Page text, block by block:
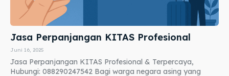
Jasa Perpanjangan KITAS Profesional
Juni 16, 2025
Jasa Perpanjangan KITAS Profesional & Terpercaya,
Hubungi: 088290247542 Bagi warga negara asing yang